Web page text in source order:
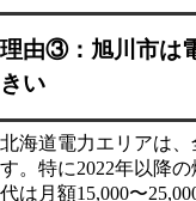
理由③：旭川市は
きい
北海道電力エリアは
す。特に2022年以降
代は月額15,000〜